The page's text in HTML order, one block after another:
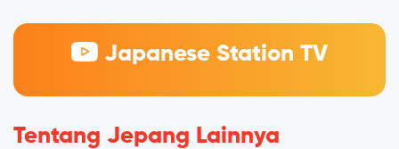
Japanese Station TV
Tentang Jepang Lainnya